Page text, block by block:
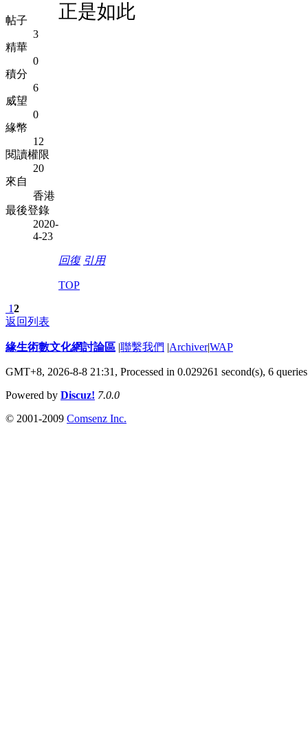
帖子
3
精華
0
積分
6
威望
0
緣幣
12
閱讀權限
20
來自
香港
最後登錄
2020-
4-23
正是如此
回復 引用
TOP
12
返回列表
緣生術數文化網討論區 |聯繫我們 |Archiver|WAP
GMT+8, 2026-8-8 21:31, Processed in 0.029261 second(s), 6 queries
Powered by Discuz! 7.0.0
© 2001-2009 Comsenz Inc.